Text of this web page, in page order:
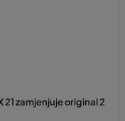
21 zamjenjuje original 2